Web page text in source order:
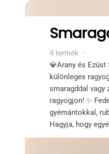
4 termék
·
💎Arany és Ezüst
különleges
smaragddal
ragyogjon! ✨
gyémántokkal,
Hagyja, hogy